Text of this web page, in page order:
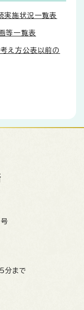
実施状況一覧表
等一覧表
え方公表以前の
分まで